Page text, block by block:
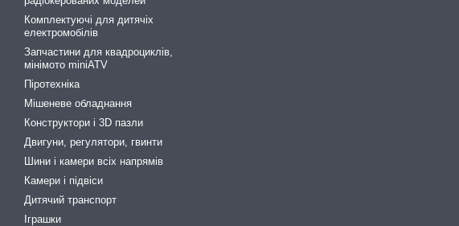
Комплектуючі для дитячіх
електромобілів
Запчастини для квадроциклів,
мінімото miniATV
Піротехніка
Мішеневе обладнання
Конструктори і 3D пазли
Двигуни, регулятори, гвинти
Шини і камери всіх напрямів
Камери і підвіси
Дитячий транспорт
Іграшки